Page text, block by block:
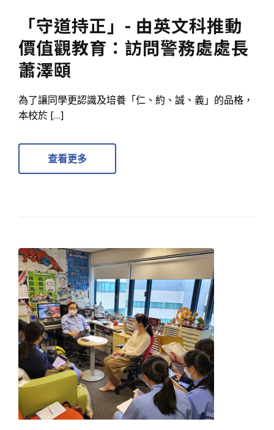
「守道持正」- 由英文科推動
價值觀教育：訪問警務處處長
蕭澤頤
為了讓同學更認識及培養「仁、約、誠、義」的品格，
本校於 […]
查看更多